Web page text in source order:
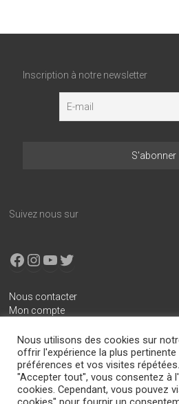
Inscription à notre newsletter
Suivez nous sur
Facebook
Instagram
YouTube
X
Nous contacter
Mon compte
Conditions générales de vente
Mentions légales
Politique de confidentialité
Nous utilisons des cookies sur
offrir l'expérience la plus
préférences et vos visites
"Accepter tout", vous consentez à
cookies. Cependant, vous pouvez